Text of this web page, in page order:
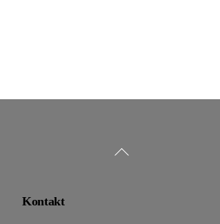
Back
Kontakt